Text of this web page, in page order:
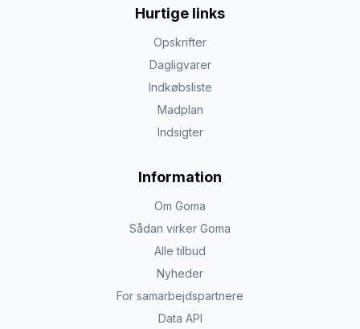
Hurtige links
Opskrifter
Dagligvarer
Indkøbsliste
Madplan
Indsigter
Information
Om Goma
Sådan virker Goma
Alle tilbud
Nyheder
For samarbejdspartnere
Data API